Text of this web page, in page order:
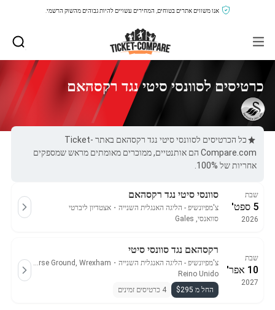
אנו משווים אתרים בטוחים, המחירים עשויים להיות גבוהים מהשוק הרשמי.
כרטיסים לסוונסי סיטי נגד רקסהאם
כל הכרטיסים לסוונסי סיטי נגד רקסהאם באתר Ticket-
Compare.com הם אותנטיים, ממוכרים מאומתים מראש שמספקים
אחריות של 100%.
שבת
5 ספט'
2026
סוונסי סיטי נגד רקסהאם
צ'מפיונשיפ - הליגה האנגלית השנייה ・ אצטדיון ליברטי
סוואנסי, Gales
שבת
10 אפר'
2027
רקסהאם נגד סוונסי סיטי
צ'מפיונשיפ - הליגה האנגלית השנייה ・
Racecourse Ground, Wrexham
Reino Unido
החל מ $295
4 כרטיסים זמינים